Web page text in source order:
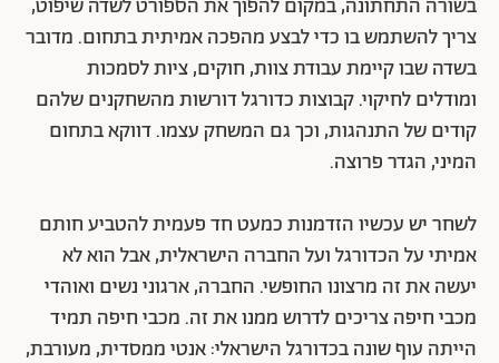
בשורה התחתונה, במקום להפוך את הספורט לשדה שיפוט,
צריך להשתמש בו כדי לבצע מהפכה אמיתית בתחום. מדובר
בשדה שבו קיימת עבודת צוות, חוקים, ציות לסמכות
ומודלים לחיקוי. קבוצות כדורגל דורשות מהשחקנים שלהם
קודים של התנהגות, וכך גם המשחק עצמו. דווקא בתחום
המיני, הגדר פרוצה.
לשחר יש עכשיו הזדמנות כמעט חד פעמית להטביע חותם
אמיתי על הכדורגל ועל החברה הישראלית, אבל הוא לא
יעשה את זה מרצונו החופשי. החברה, ארגוני נשים ואוהדי
מכבי חיפה צריכים לדרוש ממנו את זה. מכבי חיפה תמיד
הייתה עוף שונה בכדורגל הישראלי: אנטי ממסדית, מעורבת,